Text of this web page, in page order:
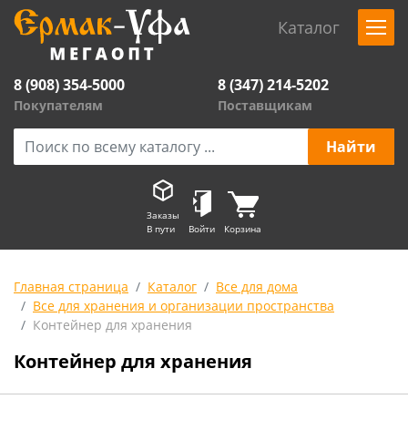
Каталог
8 (908) 354-5000
Покупателям
8 (347) 214-5202
Поставщикам
Заказы
В пути
Войти Корзина
Главная страница Каталог
Все для дома
Все для хранения и организации пространства
Контейнер для хранения
Контейнер для хранения